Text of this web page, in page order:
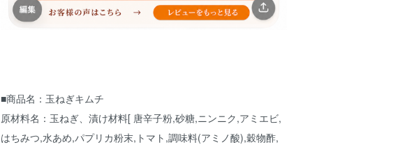
■商品名：玉ねぎキムチ
原材料名：玉ねぎ、漬け材料[ 唐辛子粉,砂糖,ニンニク,アミエビ,
はちみつ,水あめ,パプリカ粉末,トマト,調味料(アミノ酸),穀物酢,